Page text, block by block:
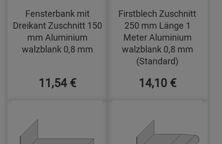
Fensterbank mit
Dreikant Zuschnitt 150
mm Aluminium
walzblank 0,8 mm
11,54 €
Firstblech Zuschnitt
250 mm Länge 1
Meter Aluminium
walzblank 0,8 mm
(Standard)
14,10 €